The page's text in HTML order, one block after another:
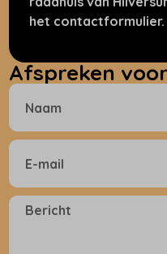
het contactformulier.
Afspreken